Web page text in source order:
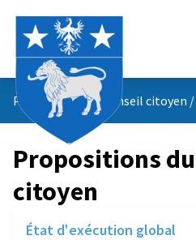
Propositions du conseil citoyen /
Propositions
citoyen
État d'exécution global